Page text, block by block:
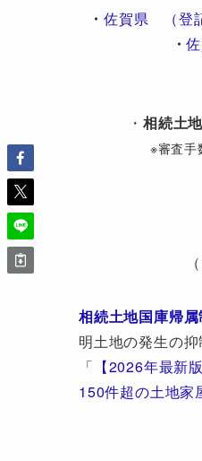
・ 佐賀県 （登
・
・相続土
※審査手
相続土地国庫帰
明土地の発生の
「 【2026年最新
150件超の土地家